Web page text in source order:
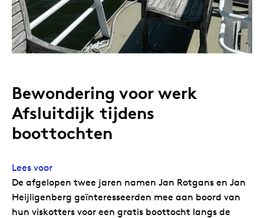
Bewondering voor werk
Afsluitdijk tijdens
boottochten
Lees voor
De afgelopen twee jaren namen Jan Rotgans en Jan
Heijligenberg geïnteresseerden mee aan boord van
hun viskotters voor een gratis boottocht langs de